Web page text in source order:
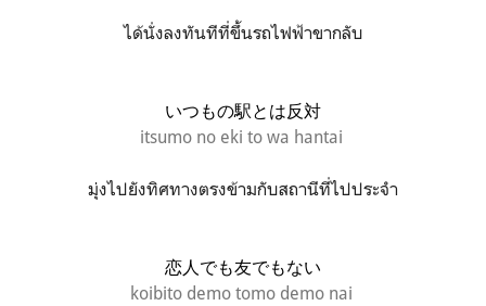
ได้นั่งลงทันทีที่ขึ้นรถไฟฟ้าขากลับ
いつもの駅とは反対
itsumo no eki to wa hantai
มุ่งไปยังทิศทางตรงข้ามกับสถานีที่ไปประจำ
恋人でも友でもない
koibito demo tomo demo nai